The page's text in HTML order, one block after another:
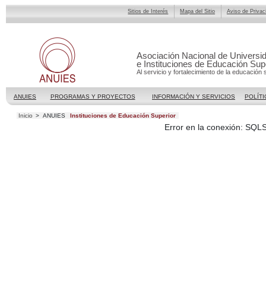
Asociación Nacional de
e Instituciones de Educación
Al servicio y fortalecimiento de la educación
ANUIES PROGRAMAS Y PROYECTOS INFORMACIÓN Y SERVICIOS
Sitios de Interés Mapa del Sitio Aviso de
Inicio > ANUIES Instituciones de Educación Superior
Error en la conexión: